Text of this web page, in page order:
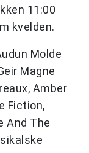
11:00
kvelden.
Molde
Magne
Amber
Fiction,
And The